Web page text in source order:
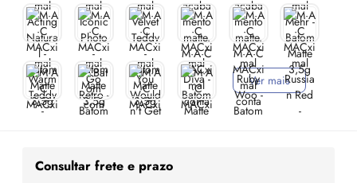
Ver mais
Consultar frete e prazo